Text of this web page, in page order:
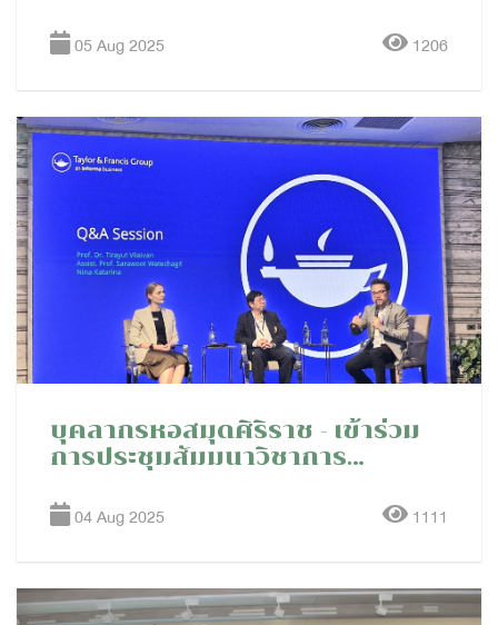
05 Aug 2025 1206
บุคลากรหอสมุดศิริราช - เข้าร่วม
การประชุมสัมมนาวิชาการ
Research Seminar in
04 Aug 2025 1111